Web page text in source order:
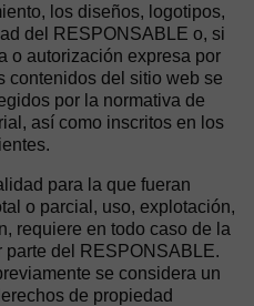
los diseños, logotipos,
del RESPONSABLE o, si
o autorización expresa por
contenidos del sitio web se
por la normativa de
así como inscritos en los
para la que fueran
o parcial, uso, explotación,
requiere en todo caso de la
parte del RESPONSABLE.
se considera un
de propiedad